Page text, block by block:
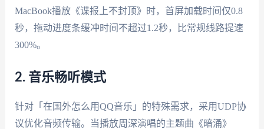
MacBook播放《谍报上不封顶》时，首屏加载时间仅0.8
秒，拖动进度条缓冲时间不超过1.2秒，比常规线路提速
300%。
2. 音乐畅听模式
针对「在国外怎么用QQ音乐」的特殊需求，采用UDP协
议优化音频传输。当播放周深演唱的主题曲《暗涌》